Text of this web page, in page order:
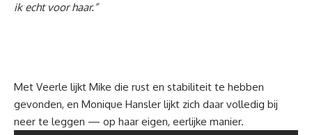
ik echt voor haar.”
Met Veerle lijkt Mike die rust en stabiliteit te hebben
gevonden, en Monique Hansler lijkt zich daar volledig bij
neer te leggen — op haar eigen, eerlijke manier.